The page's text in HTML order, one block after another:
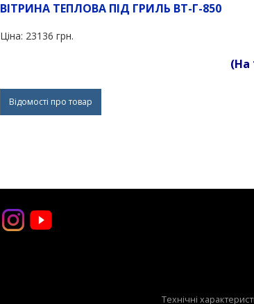
ВІТРИНА ТЕПЛОВА ПІД ГРИЛЬ ВТ-Г-850
Ціна: 23136 грн.
(На
Відомості про товар
Технічні